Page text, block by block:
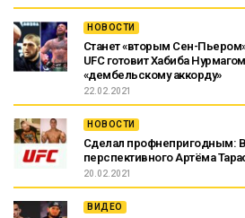
НОВОСТИ
Станет «вторым Сен-
UFC готовит Хабиба
«дембельскому аккорду»
22.02.2021
НОВОСТИ
Сделал профнепригодным:
перспективного Артёма
20.02.2021
ВИДЕО